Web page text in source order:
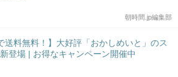
朝時間.jp編集部
送料無料！】大好評「おかしめいと」のス
登場 | お得なキャンペーン開催中